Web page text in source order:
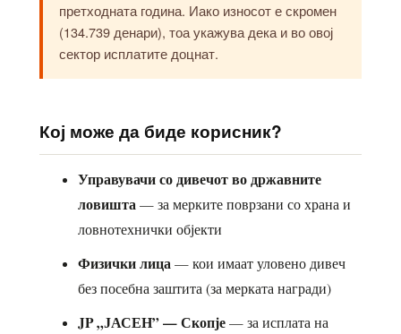
претходната година. Иако износот е скромен
(134.739 денари), тоа укажува дека и во овој
сектор исплатите доцнат.
Кој може да биде корисник?
Управувачи со дивечот во државните
ловишта— за мерките поврзани со храна и
ловнотехнички објекти
Физички лица— кои имаат уловено дивеч
без посебна заштита (за мерката награди)
JP „ЈАСЕН” — Скопје— за исплата на